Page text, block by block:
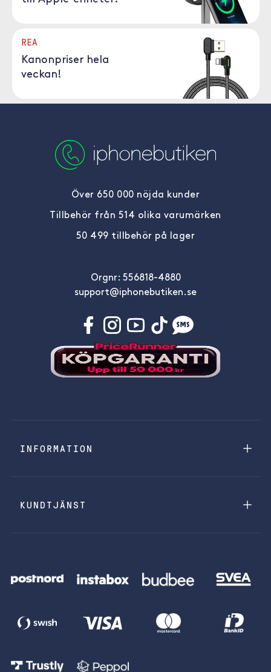
REA
Kanonpriser hela
veckan!
Över 650 000 nöjda kunder
Tillbehör från 514 olika varumärken
50 499 tillbehör på lager
Orgnr: 556818-4880
support@iphonebutiken.se
INFORMATION
KUNDTJÄNST